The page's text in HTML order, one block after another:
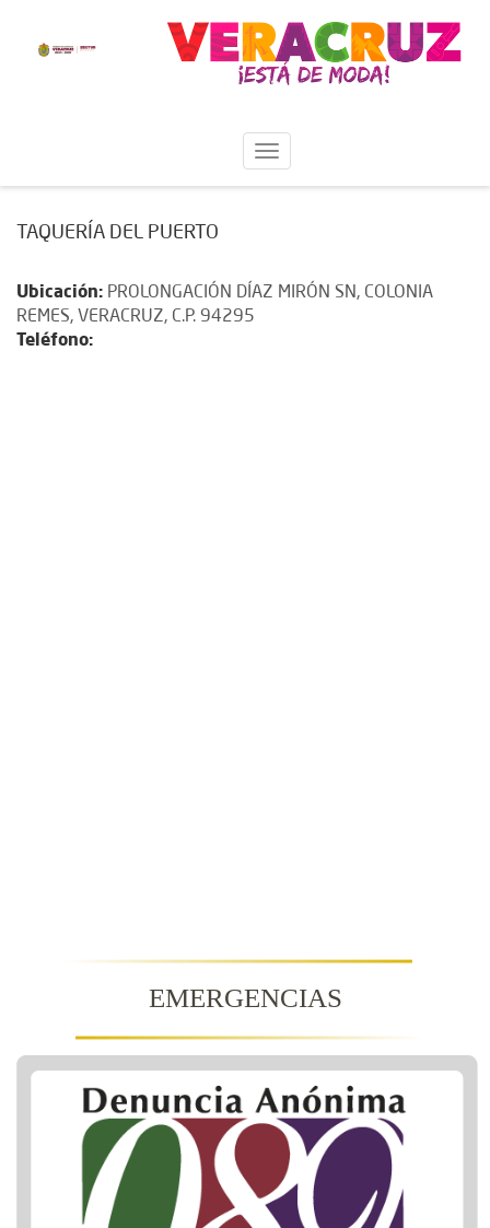
TAQUERÍA DEL PUERTO
Ubicación: PROLONGACIÓN DÍAZ MIRÓN SN, COLONIA
REMES, VERACRUZ, C.P. 94295
Teléfono:
EMERGENCIAS